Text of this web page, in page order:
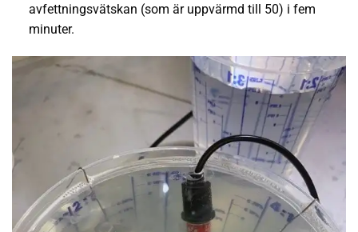
avfettningsvätskan (som är uppvärmd till 50) i fem
minuter.